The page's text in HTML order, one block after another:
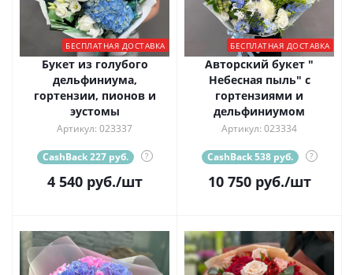
БЕСПЛАТНАЯ ДОСТАВКА
Букет из голубого
дельфиниума,
гортензии, пионов и
эустомы
Артикул: 023337
CashBack 227 руб. ?
4 540руб./шт
БЕСПЛАТНАЯ ДОСТАВКА
Авторский букет "
Небесная пыль" с
гортензиями и
дельфиниумом
Артикул: 023334
CashBack 538 руб. ?
10 750руб./шт